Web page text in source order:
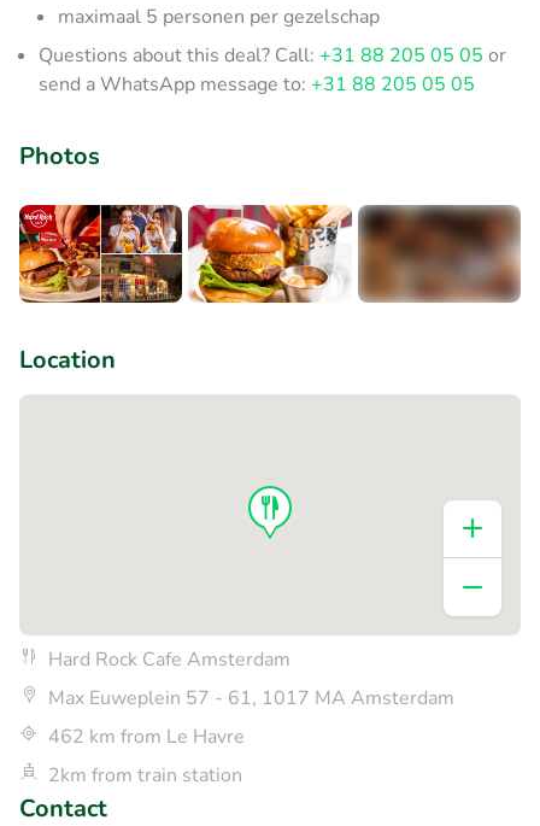
maximaal 5 personen per gezelschap
Questions about this deal? Call: +31 88 205 05 05 or
send a WhatsApp message to: +31 88 205 05 05
Photos
Location
Hard Rock Cafe Amsterdam
Max Euweplein 57 - 61, 1017 MA Amsterdam
462 km from Le Havre
2km from train station
Contact